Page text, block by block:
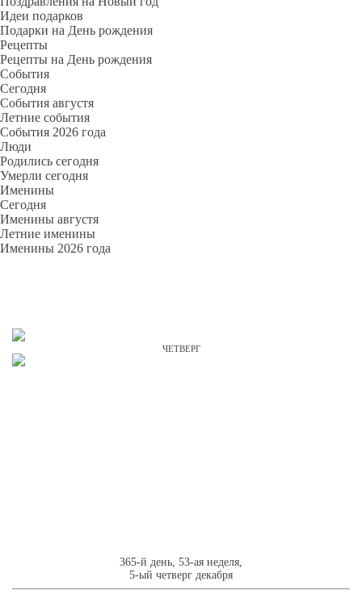
Идеи подарков
Подарки на День рождения
Рецепты
Рецепты на День рождения
События
Cегодня
События августя
Летние события
События 2026 года
Люди
Родились сегодня
Умерли сегодня
Именины
Cегодня
Именины августя
Летние именины
Именины 2026 года
ЧЕТВЕРГ
365-й день, 53-ая неделя,
5-ый четверг декабря